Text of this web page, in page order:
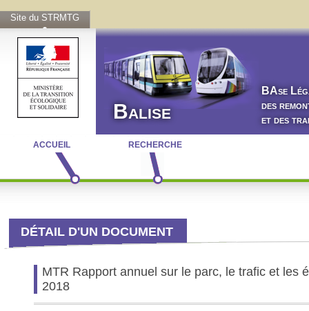
Site du STRMTG
Balise
BAse L
des
et des
ACCUEIL RECHERCHE
DÉTAIL D'UN DOCUMENT
MTR Rapport annuel sur le parc, le trafic et les
2018